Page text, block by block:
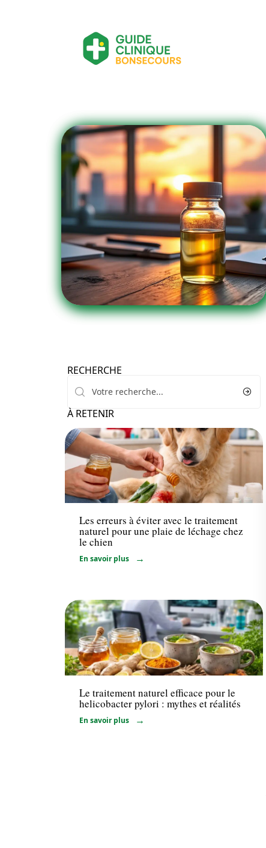
RECHERCHE
À RETENIR
Santé
Les erreurs à éviter avec le traitement
naturel pour une plaie de léchage chez
le chien
En savoir plus
Santé
Le traitement naturel efficace pour le
helicobacter pylori : mythes et réalités
En savoir plus